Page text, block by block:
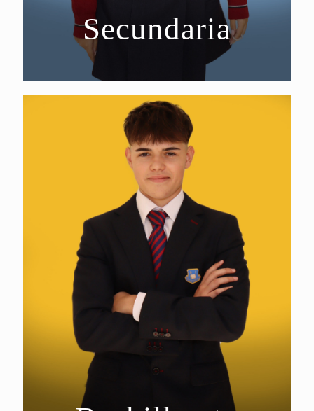
Secundaria